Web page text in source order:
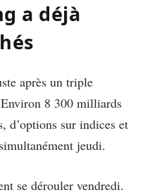
a déjà
après un triple
8 300 milliards
d’options sur indices et
jeudi.
se dérouler vendredi.